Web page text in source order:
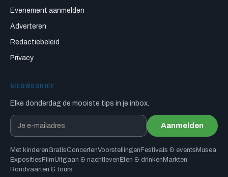
Evenement aanmelden
Adverteren
Redactiebeleid
Privacy
NIEUWSBRIEF
Elke donderdag de mooiste tips in je inbox.
Aanmelden
Met kinderenGratisConcertenVoorstellingenFestivals & eventsMusea
ExpositiesFilmUitgaan & nachtlevenEten & drinkenMarkten
Rondvaarten & tours